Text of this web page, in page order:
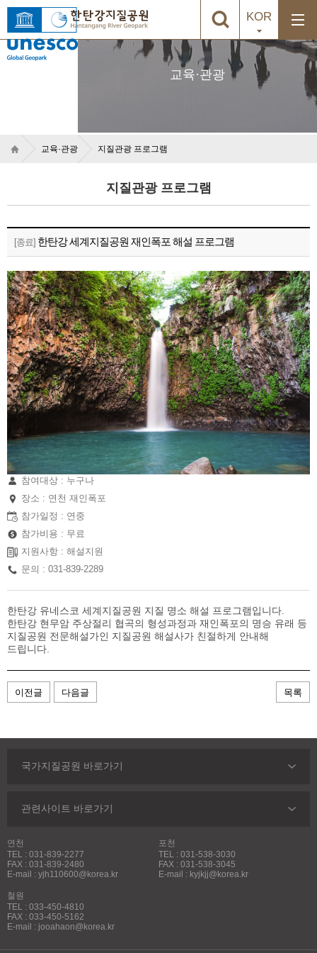
KOR
교육·관광
교육·관광 지질관광 프로그램
지질관광 프로그램
[종료] 한탄강 세계지질공원 재인폭포 해설 프로그램
참여대상 : 누구나
장소 : 연천 재인폭포
참가일정 : 연중
참가비용 : 무료
지원사항 : 해설지원
문의 : 031-839-2289
한탄강 유네스코 세계지질공원 지질 명소 해설 프로그램입니다.
한탄강 현무암 주상절리 협곡의 형성과정과 재인폭포의 명승 유래 등
지질공원 전문해설가인 지질공원 해설사가 친절하게 안내해
드립니다.
이전글 다음글 목록
연천
TEL : 031-839-2277
FAX : 031-839-2480
E-mail : yjh110600@korea.kr
포천
TEL : 031-538-3030
FAX : 031-538-3045
E-mail : kyjkjj@korea.kr
철원
TEL : 033-450-4810
FAX : 033-450-5162
E-mail : jooahaon@korea.kr
국가지질공원 바로가기
관련사이트 바로가기